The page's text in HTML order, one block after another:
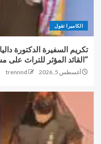
الكاميرا تقول
تكريم السفيرة الدكتورة
“القائد المؤثر للتراث على
أغسطس 5, 2026 trennnd